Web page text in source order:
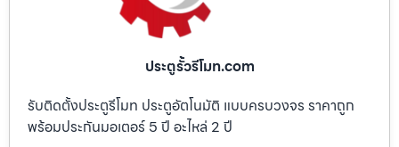
ประตูรั้วรีโมท.com
รับติดตั้งประตูรีโมท ประตูอัตโนมัติ แบบครบวงจร ราคาถูก
พร้อมประกันมอเตอร์ 5 ปี อะไหล่ 2 ปี